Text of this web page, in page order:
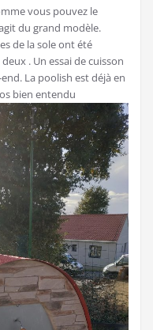
vous pouvez le
du grand modèle.
de la sole ont été
. Un essai de cuisson
La poolish est déjà en
bien entendu